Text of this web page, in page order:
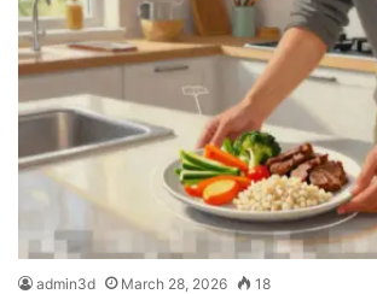
admin3d March 28, 2026 18